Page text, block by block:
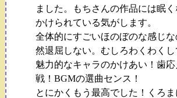
ました。もちさんの作品には眠
かけられている気がします。
全体的にすごいほのぼのな感じ
然退屈しない。むしろわくわくし
魅力的なキャラのかけあい！歯
戦！BGMの選曲センス！
とにかくもう最高でした！くろ